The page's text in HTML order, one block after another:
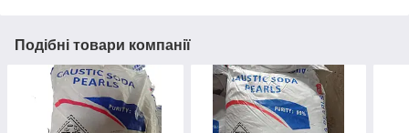
Подібні товари компанії